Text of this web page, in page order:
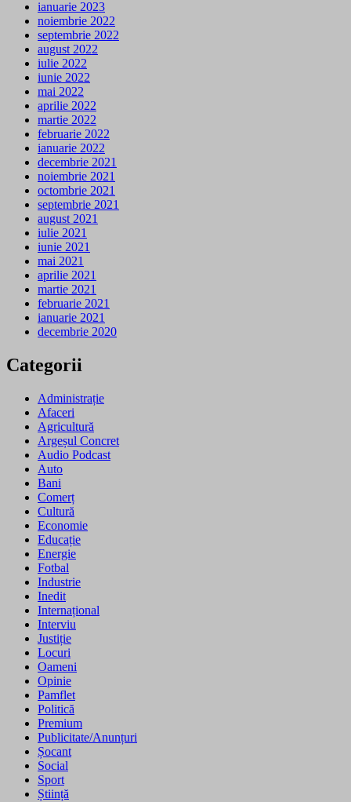
ianuarie 2023
noiembrie 2022
septembrie 2022
august 2022
iulie 2022
iunie 2022
mai 2022
aprilie 2022
martie 2022
februarie 2022
ianuarie 2022
decembrie 2021
noiembrie 2021
octombrie 2021
septembrie 2021
august 2021
iulie 2021
iunie 2021
mai 2021
aprilie 2021
martie 2021
februarie 2021
ianuarie 2021
decembrie 2020
Categorii
Administrație
Afaceri
Agricultură
Argeșul Concret
Audio Podcast
Auto
Bani
Comerț
Cultură
Economie
Educație
Energie
Fotbal
Industrie
Inedit
Internațional
Interviu
Justiție
Locuri
Oameni
Opinie
Pamflet
Politică
Premium
Publicitate/Anunțuri
Șocant
Social
Sport
Știință